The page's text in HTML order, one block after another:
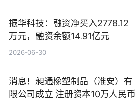
振华科技：融资净买入2778.12
万元，融资余额14.91亿元
2026-06-30
消息！昶通橡塑制品（淮安）有
限公司成立 注册资本10万人民币